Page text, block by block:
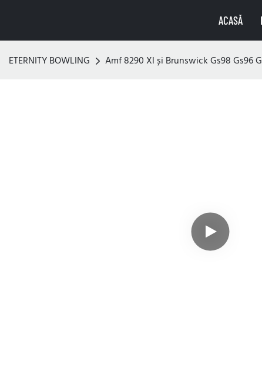
ACASĂ
ETERNITY BOWLING Amf 8290 Xl și Brunswick Gs98